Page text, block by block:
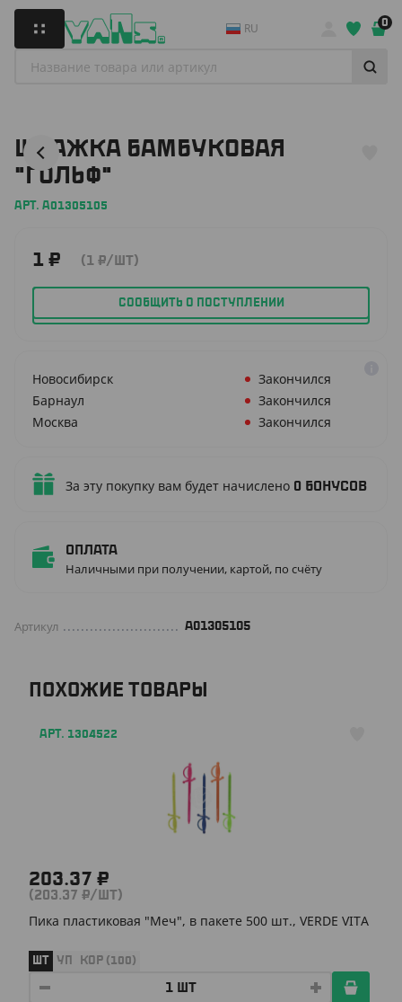
RU 0
ШПАЖКА БАМБУКОВАЯ
"ГОЛЬФ"
АРТ. A01305105
1 ₽ (1 ₽/ШТ)
СООБЩИТЬ О ПОСТУПЛЕНИИ
Новосибирск
Закончился
Барнаул
Закончился
Москва
Закончился
За эту покупку вам будет начислено 0 бонусов
Оплата
Наличными при получении, картой, по счёту
Артикул A01305105
ПОХОЖИЕ ТОВАРЫ
АРТ. 1304522
203.37 ₽
(203.37 ₽/ШТ)
Пика пластиковая "Меч", в пакете 500 шт., VERDE VITA
ШТ УП КОР (100)